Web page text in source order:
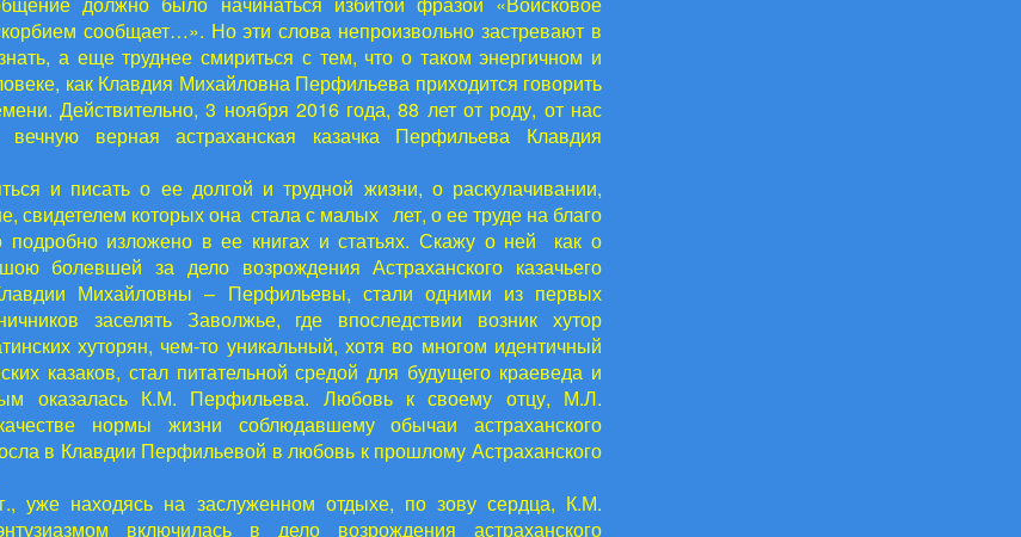
сообщает…». Но эти слова непроизвольно застревают в
а еще труднее смириться с тем, что о таком энергичном и
как Клавдия Михайловна Перфильева приходится говорить
Действительно, 3 ноября 2016 года, 88 лет от роду, от нас
верная астраханская казачка Перфильева Клавдия
и писать о ее долгой и трудной жизни, о раскулачивании,
свидетелем которых она стала с малых лет, о ее труде на благо
изложено в ее книгах и статьях. Скажу о ней как о
болевшей за дело возрождения Астраханского казачьего
Михайловны – Перфильевы, стали одними из первых
заселять Заволжье, где впоследствии возник хутор
хуторян, чем-то уникальный, хотя во многом идентичный
казаков, стал питательной средой для будущего краеведа и
оказалась К.М. Перфильева. Любовь к своему отцу, М.Л.
нормы жизни соблюдавшему обычаи астраханского
в Клавдии Перфильевой в любовь к прошлому Астраханского
уже находясь на заслуженном отдыхе, по зову сердца, К.М.
включилась в дело возрождения астраханского